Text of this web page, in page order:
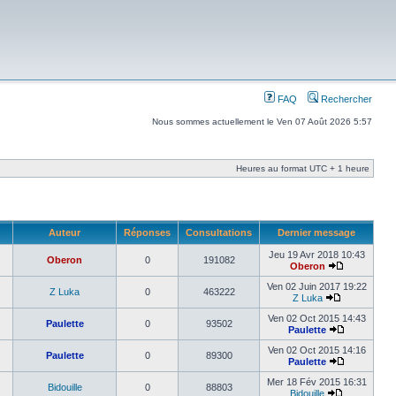
FAQ Rechercher
Nous sommes actuellement le Ven 07 Août 2026 5:57
Heures au format UTC + 1 heure
Auteur Réponses Consultations Dernier message
Oberon 0 191082
Jeu 19 Avr 2018 10:43
Oberon
Z Luka 0 463222
Ven 02 Juin 2017 19:22
Z Luka
Paulette 0 93502
Ven 02 Oct 2015 14:43
Paulette
Paulette 0 89300
Ven 02 Oct 2015 14:16
Paulette
Bidouille 0 88803
Mer 18 Fév 2015 16:31
Bidouille